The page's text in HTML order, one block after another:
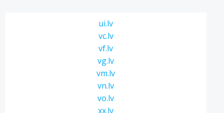
ui.lv
vc.lv
vf.lv
vg.lv
vm.lv
vn.lv
vo.lv
xx.lv